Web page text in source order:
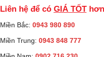
Liên hệ để có GIÁ TỐThơn
Miền Bắc: 0943 980 890
Miền Trung: 0943 848 777